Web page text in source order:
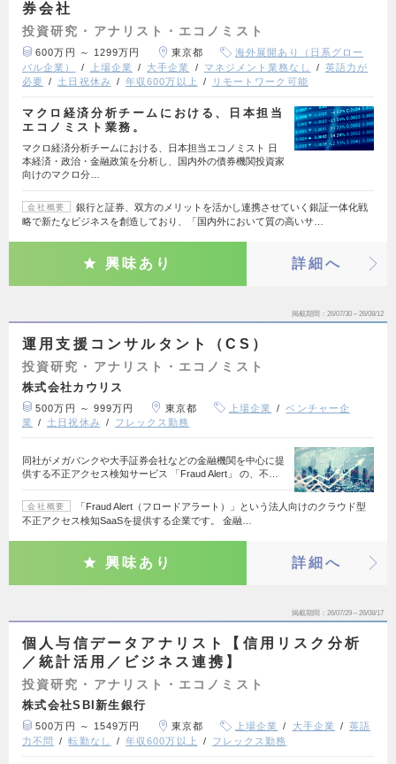
券会社
投資研究・アナリスト・エコノミスト
600万円 ～ 1299万円 東京都
海外展開あり（日系グロー
バル企業）
上場企業 大手企業 マネジメント業務なし
英語力が
必要
土日祝休み 年収600万以上 リモートワーク可能
マクロ経済分析チームにおける、日本担当
エコノミスト業務。
マクロ経済分析チームにおける、日本担当エコノミスト 日
本経済・政治・金融政策を分析し、国内外の債券機関投資家
向けのマクロ分…
会社概要
銀行と証券、双方のメリットを活かし連携させていく銀証一体化戦
略で新たなビジネスを創造しており、「国内外において質の高いサ…
興味あり 詳細へ
掲載期間 26/07/30～26/08/12
運用支援コンサルタント（CS）
投資研究・アナリスト・エコノミスト
株式会社カウリス
500万円 ～ 999万円 東京都 上場企業
ベンチャー企
業
土日祝休み フレックス勤務
同社がメガバンクや大手証券会社などの金融機関を中心に提
供する不正アクセス検知サービス 「Fraud Alert」 の、不…
会社概要
「Fraud Alert（フロードアラート）」という法人向けのクラウド型
不正アクセス検知SaaSを提供する企業です。 金融…
興味あり 詳細へ
掲載期間 26/07/29～26/08/17
個人与信データアナリスト【信用リスク分析
／統計活用／ビジネス連携】
投資研究・アナリスト・エコノミスト
株式会社SBI新生銀行
500万円 ～ 1549万円 東京都 上場企業 大手企業
英語
力不問
転勤なし 年収600万以上 フレックス勤務